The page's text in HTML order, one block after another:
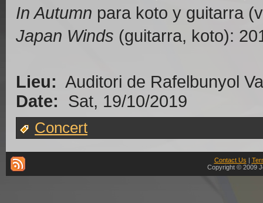
In Autumn para koto y guitarra
Japan Winds (guitarra, koto):
Lieu: Auditori de Rafelbunyol
Date:
Sat, 19/10/2019
Concert
Contact Us |
Copyright © 2009